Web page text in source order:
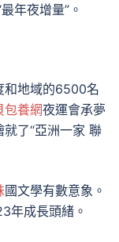
年夜增量”。
和地域的6500名
包養網夜運會承夢
了“亞洲一家 聯
國文學有數意象。
年成長頭緒。